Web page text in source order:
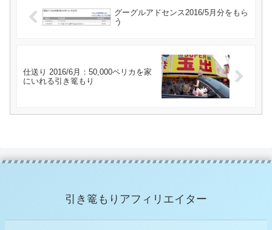
グーグルアドセンス2016/5月分をもら
う
仕送り 2016/6月：50,000ペリカを家
にいれる引き篭もり
引き篭もりアフィリエイター